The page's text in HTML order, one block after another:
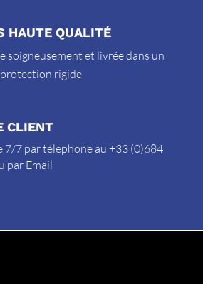
HAUTE QUALITÉ
soigneusement et livrée dans un
rigide
CLIENT
7/7 par télephone au +33 (0)684
par Email